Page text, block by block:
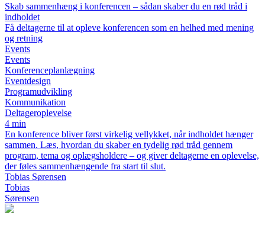
Skab sammenhæng i konferencen – sådan skaber du en rød tråd i
indholdet
Få deltagerne til at opleve konferencen som en helhed med mening
og retning
Events
Events
Konferenceplanlægning
Eventdesign
Programudvikling
Kommunikation
Deltageroplevelse
4 min
En konference bliver først virkelig vellykket, når indholdet hænger
sammen. Læs, hvordan du skaber en tydelig rød tråd gennem
program, tema og oplægsholdere – og giver deltagerne en oplevelse,
der føles sammenhængende fra start til slut.
Tobias Sørensen
Tobias
Sørensen